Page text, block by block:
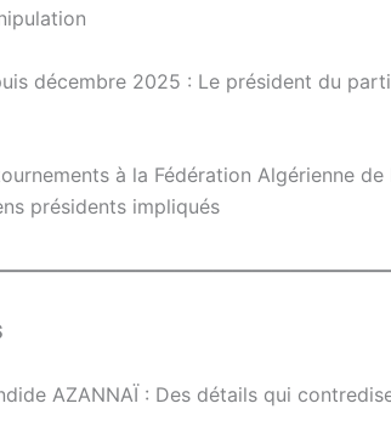
décembre 2025 : Le président du
à la Fédération Algérienne de
présidents impliqués
AZANNAÏ : Des détails qui